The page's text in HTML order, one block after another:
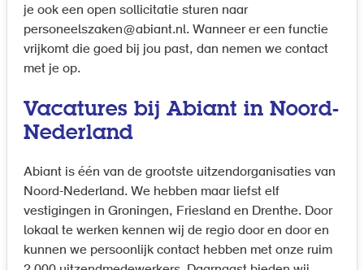
je ook een open sollicitatie sturen naar
personeelszaken@abiant.nl. Wanneer er een functie
vrijkomt die goed bij jou past, dan nemen we contact
met je op.
Vacatures bij Abiant in Noord-
Nederland
Abiant is één van de grootste uitzendorganisaties van
Noord-Nederland. We hebben maar liefst elf
vestigingen in Groningen, Friesland en Drenthe. Door
lokaal te werken kennen wij de regio door en door en
kunnen we persoonlijk contact hebben met onze ruim